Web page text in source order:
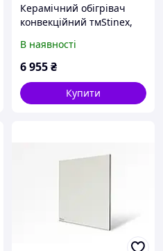
Керамічний обігрівач
конвекційний тмStinex,
1400/220 White
В наявності
6 955₴
Купити